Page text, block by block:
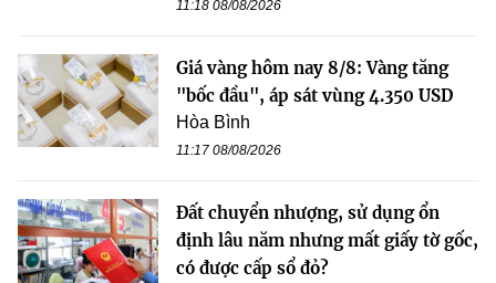
11:18 08/08/2026
Giá vàng hôm nay 8/8: Vàng tăng
"bốc đầu", áp sát vùng 4.350 USD
Hòa Bình
11:17 08/08/2026
Đất chuyển nhượng, sử dụng ổn
định lâu năm nhưng mất giấy tờ gốc,
có được cấp sổ đỏ?